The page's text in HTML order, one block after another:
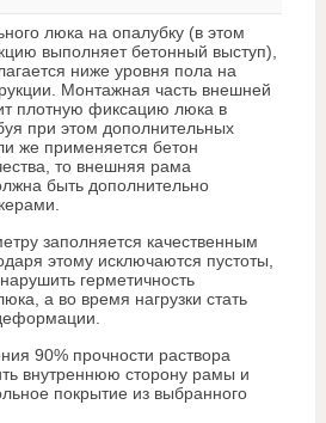
люка на опалубку (в этом
выполняет бетонный выступ),
ниже уровня пола на
Монтажная часть внешней
плотную фиксацию люка в
при этом дополнительных
же применяется бетон
то внешняя рама
быть дополнительно
заполняется качественным
этому исключаются пустоты,
герметичность
а во время нагрузки стать
90% прочности раствора
внутреннюю сторону рамы и
покрытие из выбранного